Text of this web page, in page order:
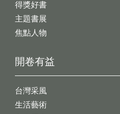
開卷有益
台灣采風
生活藝術
得獎好書
主題書展
焦點人物